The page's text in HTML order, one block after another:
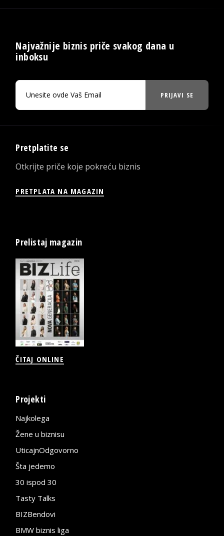
Najvažnije biznis priče svakog dana u
inboksu
PRIJAVI SE
Pretplatite se
Otkrijte priče koje pokreću biznis
PRETPLATA NA MAGAZIN
Prelistaj magazin
ČITAJ ONLINE
Projekti
Najkolega
Žene u biznisu
UticajnOdgovorno
Šta jedemo
30 ispod 30
Tasty Talks
BIZBendovi
BMW biznis liga